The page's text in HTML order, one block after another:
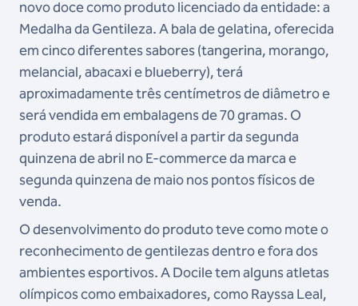
novo doce como produto licenciado da entidade: a
Medalha da Gentileza. A bala de gelatina, oferecida
em cinco diferentes sabores (tangerina, morango,
melancial, abacaxi e blueberry), terá
aproximadamente três centímetros de diâmetro e
será vendida em embalagens de 70 gramas. O
produto estará disponível a partir da segunda
quinzena de abril no E-commerce da marca e
segunda quinzena de maio nos pontos físicos de
venda.
O desenvolvimento do produto teve como mote o
reconhecimento de gentilezas dentro e fora dos
ambientes esportivos. A Docile tem alguns atletas
olímpicos como embaixadores, como Rayssa Leal,